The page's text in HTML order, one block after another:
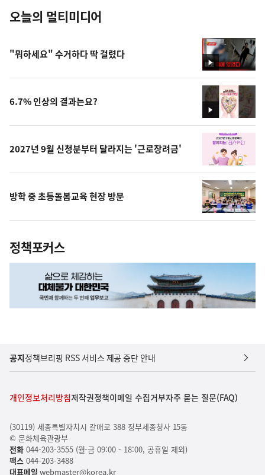
오늘의 멀티미디어
영
상
"뭐하세요" 수거하다 딱 걸렸다
영
상
6.7% 인상의 결과는요?
2027년 9월 신청분부터 달라지는 '근로장려금'
방학 중 초등돌봄교육 현장 방문
정책포커스
공지정책브리핑 RSS 서비스 제공 중단 안내
개인정보처리방침저작권정책이메일 수집거부자주 묻는 질문(FAQ)
(30119) 세종특별자치시 갈매로 388 정부세종청사 15동
© 문화체육관광부
전화044-203-3555 (월-금 09:00 - 18:00, 공휴일 제외)
팩스 044-203-3488
대표메일 webmaster@korea.kr